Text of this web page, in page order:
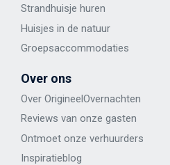
Strandhuisje huren
Huisjes in de natuur
Groepsaccommodaties
Over ons
Over OrigineelOvernachten
Reviews van onze gasten
Ontmoet onze verhuurders
Inspiratieblog